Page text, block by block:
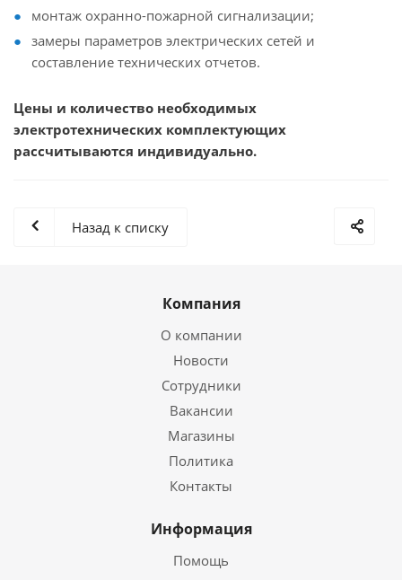
монтаж охранно-пожарной сигнализации;
замеры параметров электрических сетей и
составление технических отчетов.
Цены и количество необходимых
электротехнических комплектующих
рассчитываются индивидуально.
Назад к списку
Компания
О компании
Новости
Сотрудники
Вакансии
Магазины
Политика
Контакты
Информация
Помощь